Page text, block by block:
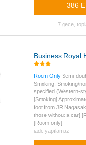
386
7 gece,
Business Royal
Room Only Semi-
Smoking, Smoking/
specified (Western-
[Smoking]
foot from JR
those without a car]
[Room only]
iade yapılamaz